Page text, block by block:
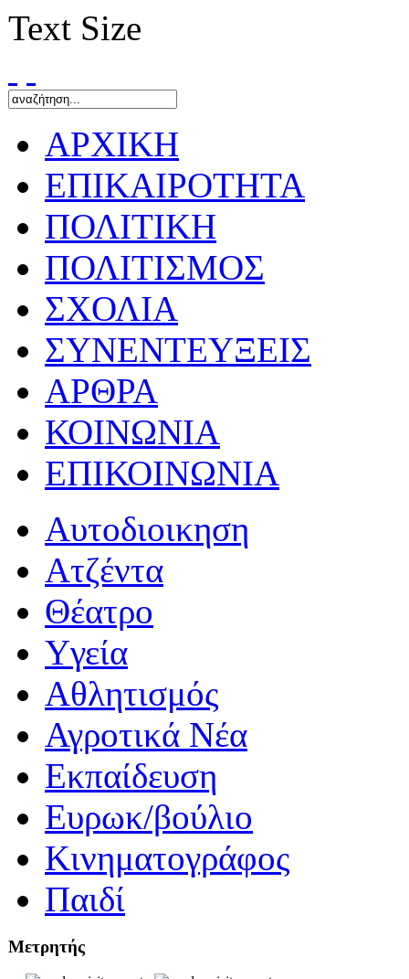
Text Size
ΑΡΧΙΚΗ
ΕΠΙΚΑΙΡΟΤΗΤΑ
ΠΟΛΙΤΙΚΗ
ΠΟΛΙΤΙΣΜΟΣ
ΣΧΟΛΙΑ
ΣΥΝΕΝΤΕΥΞΕΙΣ
ΑΡΘΡΑ
ΚΟΙΝΩΝΙΑ
ΕΠΙΚΟΙΝΩΝΙΑ
Αυτοδιοικηση
Ατζέντα
Θέατρο
Yγεία
Αθλητισμός
Αγροτικά Νέα
Εκπαίδευση
Ευρωκ/βούλιο
Κινηματογράφος
Παιδί
Μετρητής